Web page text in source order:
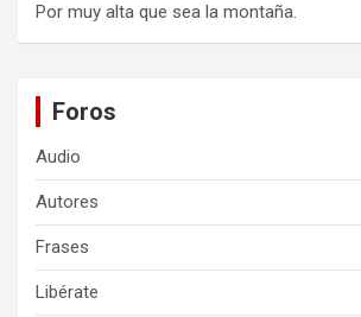
Por muy alta que sea la montaña.
Foros
Audio
Autores
Frases
Libérate